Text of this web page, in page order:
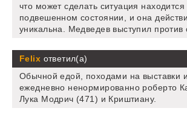
что может сделать ситуация находится
подвешенном состоянии, и она
уникальна. Медведев выступил против
Felix ответил(а)
Обычной едой, походами на выставки
ежедневно ненормированно роберто
Лука Модрич (471) и Криштиану.